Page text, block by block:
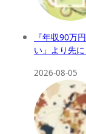
『年収90万
い」より先
2026-08-05